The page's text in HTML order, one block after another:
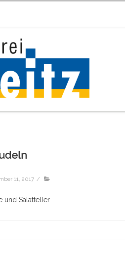
11, 2017 /
und Salatteller